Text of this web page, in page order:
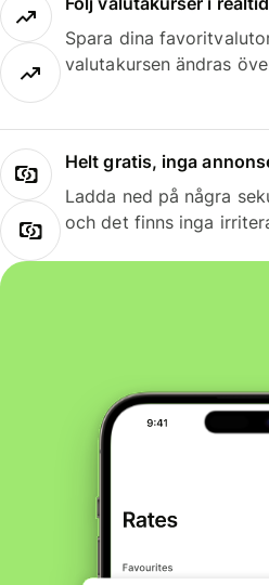
Spara dina
valutakursen ändras
Helt gratis, inga
Ladda ned på några
och det finns inga